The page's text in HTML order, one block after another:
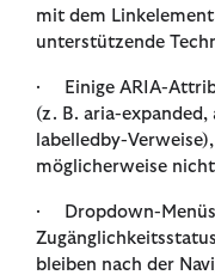
mit dem
unterstützende
· Einige ARIA-
(z. B. aria-
labelledby-
möglicherweise
· Dropdown-
bleiben nach der